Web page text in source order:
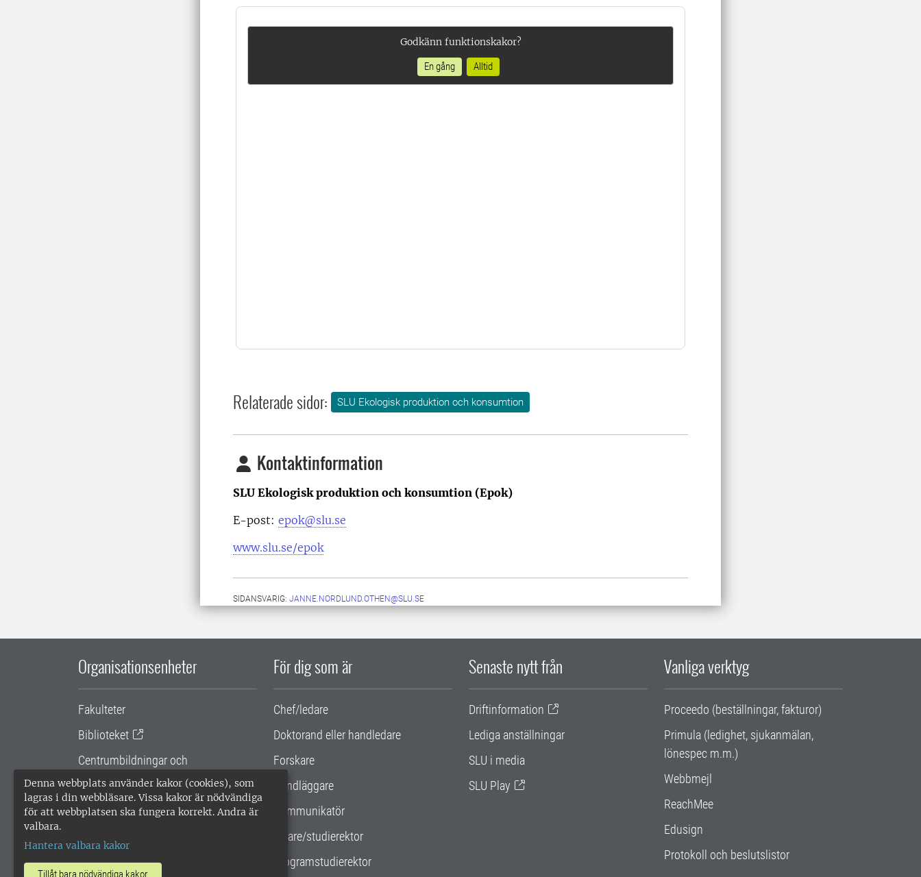
Denna webbplats använder kakor (cookies), som
lagras i din webbläsare. Vissa kakor är nödvändiga
för att webbplatsen ska fungera korrekt. Andra är
valbara.
Hantera valbara kakor
Tillåt bara nödvändiga kakor
Godkänn funktionskakor?
En gång
Alltid
Relaterade sidor: SLU Ekologisk produktion och konsumtion
Kontaktinformation
SLU Ekologisk produktion och konsumtion (Epok)
E-post: epok@slu.se
www.slu.se/epok
SIDANSVARIG: JANNE.NORDLUND.OTHEN@SLU.SE
Organisationsenheter
Fakulteter
Biblioteket
Centrumbildningar och
samarbetsprojekt
Gemensamma verksamhetsstödet
För dig som är
Chef/ledare
Doktorand eller handledare
Forskare
Handläggare
Kommunikatör
Lärare/studierektor
Programstudierektor
Senaste nytt från
Driftinformation
Lediga anställningar
SLU i media
SLU Play
Vanliga verktyg
Proceedo (beställningar, fakturor)
Primula (ledighet, sjukanmälan,
lönespec m.m.)
Webbmejl
ReachMee
Edusign
Protokoll och beslutslistor